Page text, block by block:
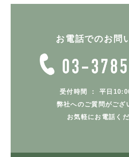
お電話でのお問
受付時間 ： 平日
弊社へのご質問がござ
お気軽にお電話くだ